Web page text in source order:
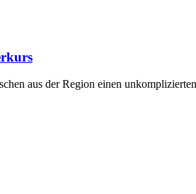
aus der Region einen